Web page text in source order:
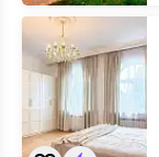
«Вилла
в
Витязево»
дом
ключ
на
карте